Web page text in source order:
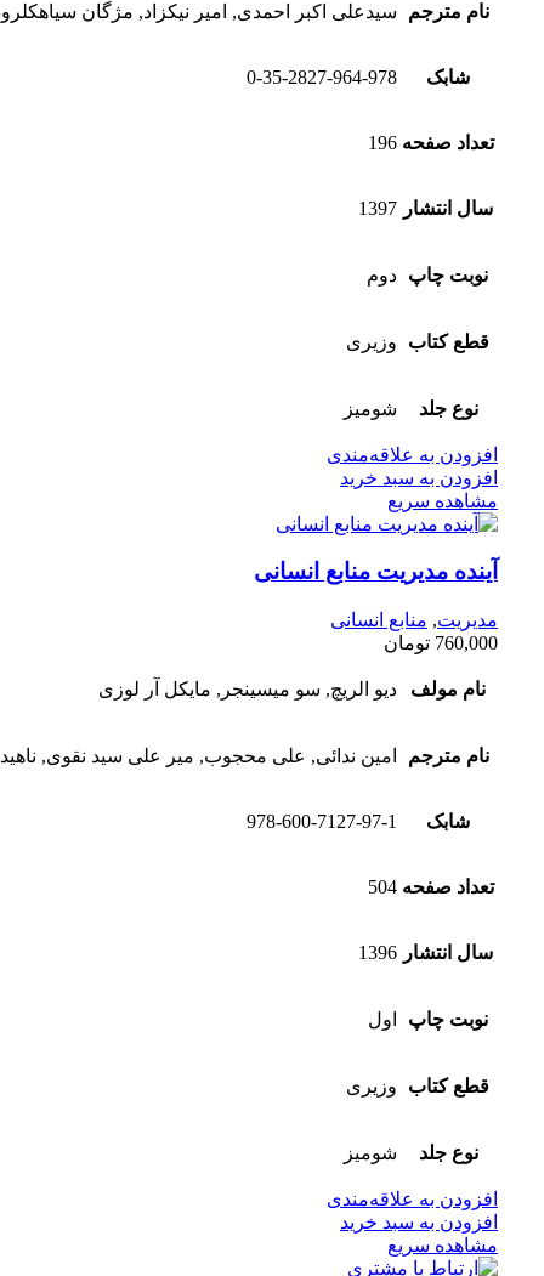
نام مترجم سیدعلی اکبر احمدی, امیر نیکزاد, مژگان
شابک 0-35-2827-964-978
تعداد صفحه 196
سال انتشار 1397
نوبت چاپ دوم
قطع کتاب وزیری
نوع جلد شومیز
افزودن به علاقه‌مندی
افزودن به سبد خرید
مشاهده سریع
آینده مدیریت منابع انسانی
مدیریت, منابع انسانی
760,000 تومان
نام مولف دیو الریچ, سو میسینجر, مایکل آر لوزی
نام مترجم امین ندائی, علی محجوب, میر علی سید نقوی,
شابک 978-600-7127-97-1
تعداد صفحه 504
سال انتشار 1396
نوبت چاپ اول
قطع کتاب وزیری
نوع جلد شومیز
افزودن به علاقه‌مندی
افزودن به سبد خرید
مشاهده سریع